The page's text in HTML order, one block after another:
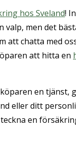
hos Sveland!
valp, men det
att chatta med
att hitta en
en tjänst,
eller ditt
en